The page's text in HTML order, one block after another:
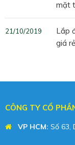
mặt
Lắp
giá rẻ
21/10/2019
CÔNG TY CỔ
VP HCM: Số 63,